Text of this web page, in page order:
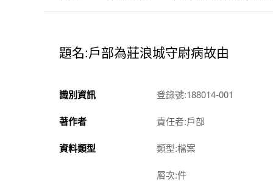
題名:戶部為莊浪城守尉病故由
識別資訊 登錄號:188014-001
著作者 責任者:戶部
資料類型 類型:檔案
層次:件